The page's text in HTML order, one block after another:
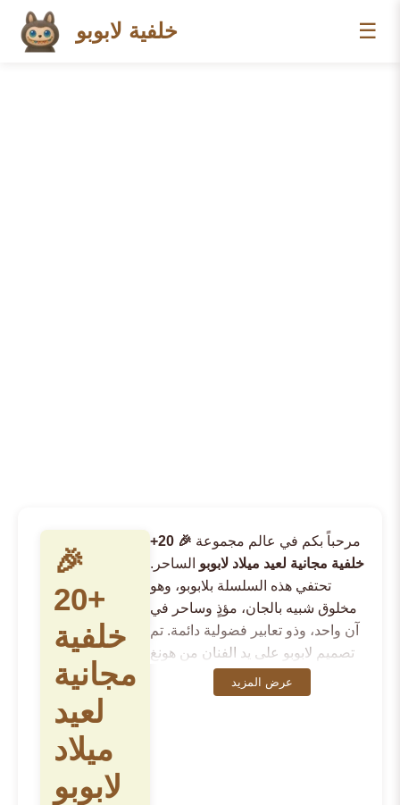
خلفية لابوبو ☰
🎉
20+
خلفية
مجانية
لعيد
ميلاد
لابوبو
مرحباً بكم في عالم مجموعة
🎉 20+
خلفية مجانية لعيد ميلاد لابوبو الساحر.
تحتفي هذه السلسلة بلابوبو، وهو
مخلوق شبيه بالجان، مؤذٍ وساحر في
آن واحد، وذو تعابير فضولية دائمة. تم
تصميم لابوبو على يد الفنان من هونغ
كونغ، كاسينغ لونغ، واشتهر بفضل بوب
مارت، ليصبح شخصية مرموقة في
عرض المزيد